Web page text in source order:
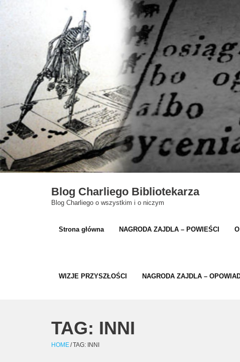
Blog Charliego Bibliotekarza
Blog Charliego o wszystkim i o niczym
Strona główna NAGRODA ZAJDLA – POWIEŚCI
WIZJE PRZYSZŁOŚCI NAGRODA ZAJDLA –
TAG: INNI
HOME/TAG: INNI